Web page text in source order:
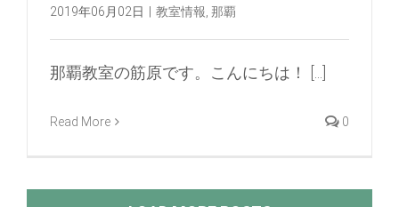
2019年06月02日 教室情報 那覇
那覇教室の筋原です。こんにちは！ [...]
Read More 0